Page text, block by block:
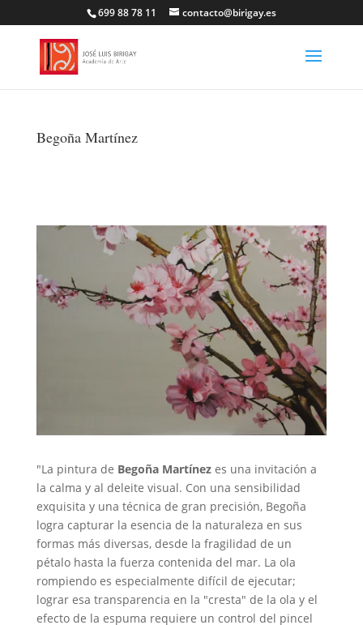
699 88 78 11 contacto@birigay.es
Begoña Martínez
"La pintura de Begoña Martínezes una invitación a
la calma y al deleite visual. Con una sensibilidad
exquisita y una técnica de gran precisión, Begoña
logra capturar la esencia de la naturaleza en sus
formas más diversas, desde la fragilidad de un
pétalo hasta la fuerza contenida del mar. La ola
rompiendo es especialmente difícil de ejecutar;
lograr esa transparencia en la "cresta" de la ola y el
efecto de la espuma requiere un control del pincel